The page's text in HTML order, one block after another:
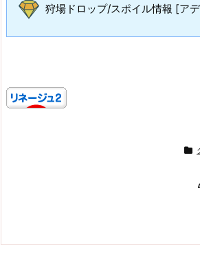
狩場ドロップ/スポイル情報 [ア